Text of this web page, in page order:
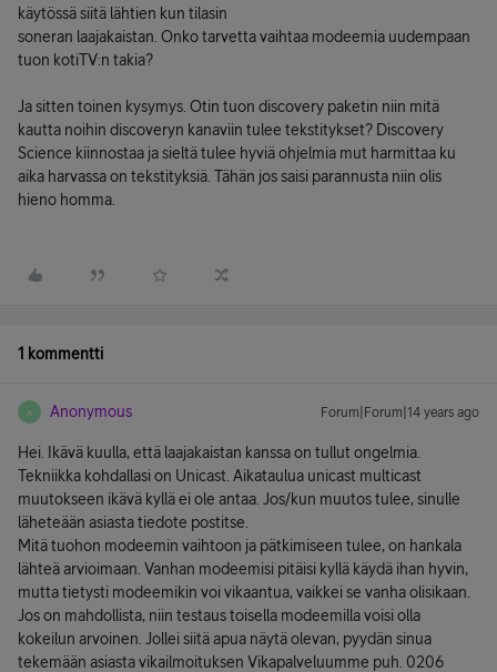
käytössä siitä lähtien kun tilasin
soneran laajakaistan. Onko tarvetta vaihtaa modeemia uudempaan
tuon kotiTV:n takia?
Ja sitten toinen kysymys. Otin tuon discovery paketin niin mitä
kautta noihin discoveryn kanaviin tulee tekstitykset? Discovery
Science kiinnostaa ja sieltä tulee hyviä ohjelmia mut harmittaa ku
aika harvassa on tekstityksiä. Tähän jos saisi parannusta niin olis
hieno homma.
1 kommentti
A Anonymous Forum|Forum|14 years ago
Hei. Ikävä kuulla, että laajakaistan kanssa on tullut ongelmia.
Tekniikka kohdallasi on Unicast. Aikataulua unicast multicast
muutokseen ikävä kyllä ei ole antaa. Jos/kun muutos tulee, sinulle
läheteään asiasta tiedote postitse.
Mitä tuohon modeemin vaihtoon ja pätkimiseen tulee, on hankala
lähteä arvioimaan. Vanhan modeemisi pitäisi kyllä käydä ihan hyvin,
mutta tietysti modeemikin voi vikaantua, vaikkei se vanha olisikaan.
Jos on mahdollista, niin testaus toisella modeemilla voisi olla
kokeilun arvoinen. Jollei siitä apua näytä olevan, pyydän sinua
tekemään asiasta vikailmoituksen Vikapalveluumme puh. 0206